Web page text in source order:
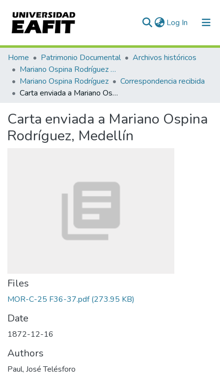
Log In (current)
Communities & Collections
All of DSpace
Statistics
Home Patrimonio Documental
Archivos históricos
Mariano Ospina Rodríguez (1826 -1912)
Mariano Ospina Rodríguez
Correspondencia recibida
Carta enviada a Mariano Ospina Rodríguez, Medellín
Carta enviada a Mariano Ospina
Rodríguez, Medellín
Files
MOR-C-25 F36-37.pdf(273.95 KB)
Date
1872-12-16
Authors
Paul, José Telésforo